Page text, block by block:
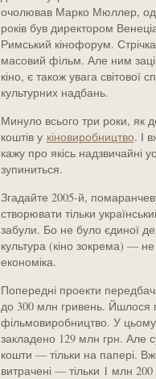
очолював Марко Мюллер, один
років був директором
Римський кінофорум.
масовий фільм. Але ним
кіно, є також увага світової
культурних надбань.
Минуло всього три роки, як
коштів у кіновиробництво. І
кажу про якісь надзвичайні
зупиниться.
Згадайте 2005-й,
створювати тільки
забули. Бо не було єдиної
культура (кіно зокрема) —
економіка.
Попередні проекти
до 300 млн гривень. Йшлося
фільмовиробництво. У
закладено 129 млн грн. Але
кошти — тільки на папері.
витрачені — тільки 1 млн